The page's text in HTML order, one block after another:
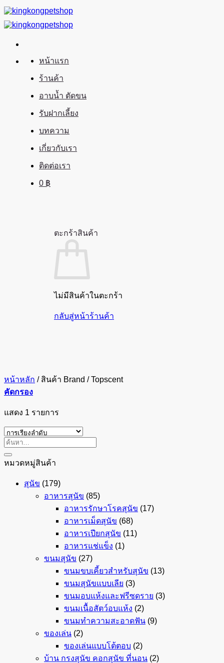
ข้าม
ไป
เนื้อหา
หน้าแรก
ร้านค้า
อาบน้ำ ตัดขน
รับฝากเลี้ยง
บทความ
เกี่ยวกับเรา
ติดต่อเรา
0 ฿
ตะกร้าสินค้า
ไม่มีสินค้าในตะกร้า
กลับสู่หน้าร้านค้า
หน้าหลัก /สินค้า Brand /Topscent
คัดกรอง
แสดง 1 รายการ
ค้นหา:
หมวดหมู่สินค้า
สุนัข (179)
อาหารสุนัข (85)
อาหารรักษาโรคสุนัข (17)
อาหารเม็ดสุนัข (68)
อาหารเปียกสุนัข (11)
อาหารแช่แข็ง (1)
ขนมสุนัข (27)
ขนมขบเคี้ยวสำหรับสุนัข (13)
ขนมสุนัขแบบเลีย (3)
ขนมอบแห้งและฟรีซดราย (3)
ขนมเนื้อสัตว์อบแห้ง (2)
ขนมทำความสะอาดฟัน (9)
ของเล่น (2)
ของเล่นแบบโต้ตอบ (2)
บ้าน กรงสุนัข คอกสุนัข ที่นอน (2)